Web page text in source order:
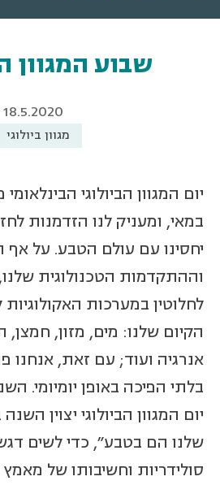
שבוע המגוון
18.5.2020
מגוון ביולוגי
במאי, ומעניק לנו הזדמנות
יחסינו עם עולם הטבע. על
וההתקדמות הטכנולוגית שלנו,
לחלוטין במערכות
הקיום שלנו: מים, מזון, חמצן,
אנרגיה ועוד; עם זאת, אנחנו
בלתי הפיכה באופן יומיומי.
יום המגוון הביולוגי יצוין
שלנו הם בטבע", כדי לשים
סולידריות וחשיבותו של